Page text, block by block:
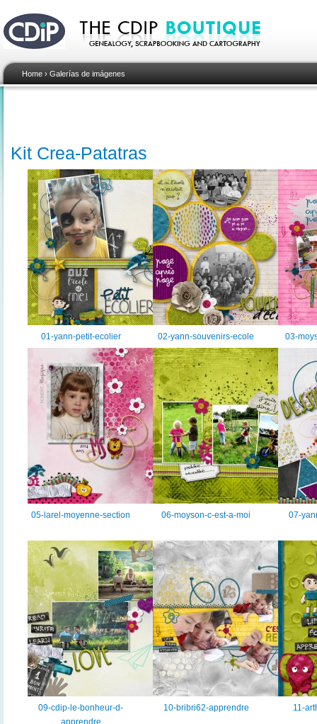
Home › Galerías de imágenes
Kit Crea-Patatras
01-yann-petit-ecolier 02-yann-souvenirs-ecole 03-
05-larel-moyenne-section 06-moyson-c-est-a-moi 07-
09-cdip-le-bonheur-d-
apprendre
10-bribri62-apprendre 11-